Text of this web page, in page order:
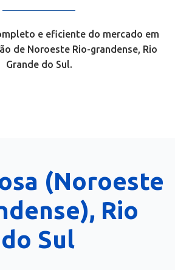
e eficiente do mercado em
de Noroeste Rio-grandense, Rio
Grande do Sul.
(Noroeste
Rio
Sul